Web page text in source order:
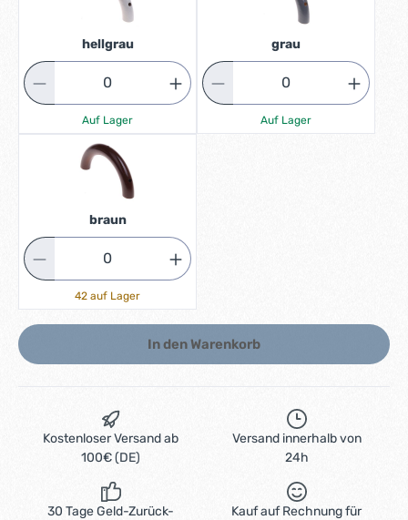
hellgrau
Auf Lager
grau
Auf Lager
braun
42 auf Lager
In den Warenkorb
Kostenloser Versand ab
100€ (DE)
Versand innerhalb von
24h
30 Tage Geld-Zurück-
Kauf auf Rechnung für